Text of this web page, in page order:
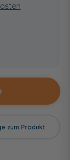
zum Produkt